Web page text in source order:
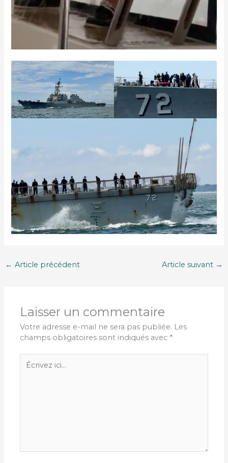
← Article précédent Article suivant →
Laisser un commentaire
Votre adresse e-mail ne sera pas publiée. Les
champs obligatoires sont indiqués avec *
Écrivez
ici…